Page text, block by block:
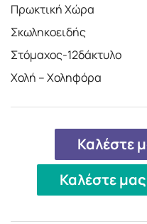
Πρωκτική Χώρα
Σκωληκοειδής
Στόμαχος-12δάκτυλο
Χολή – Χοληφόρα
Καλέστε
Καλέστε